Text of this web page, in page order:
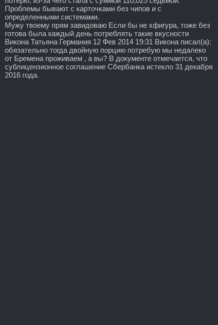
Проблемы бывают с карточками без чипов и с
определенными системами.
Мужу твоему прям завидоваю Если бы не хфигура, тоже без
готова была каждый день потреблять такие вкусности
Викона Татьяна Германия 12 Фев 2014 19:31 Викона писал(а):
обязательно тогда двойную порцию потребую мы недалеко
от Бремена проживаем , а вы? В документе отмечается, что
сублицензионное соглашение Сбербанка истекло 31 декабря
2016 года.